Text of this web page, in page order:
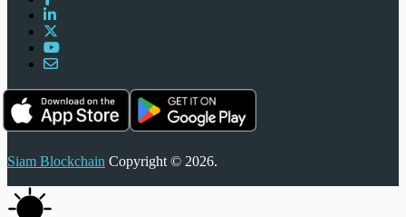
Siam Blockchain Copyright © 2026.